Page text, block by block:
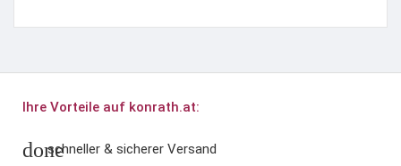
Ihre Vorteile auf konrath.at:
doneschneller & sicherer Versand